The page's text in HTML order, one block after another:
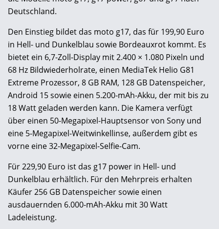
Deutschland.
Den Einstieg bildet das moto g17, das für 199,90 Euro
in Hell- und Dunkelblau sowie Bordeauxrot kommt. Es
bietet ein 6,7-Zoll-Display mit 2.400 × 1.080 Pixeln und
68 Hz Bildwiederholrate, einen MediaTek Helio G81
Extreme Prozessor, 8 GB RAM, 128 GB Datenspeicher,
Android 15 sowie einen 5.200-mAh-Akku, der mit bis zu
18 Watt geladen werden kann. Die Kamera verfügt
über einen 50-Megapixel-Hauptsensor von Sony und
eine 5-Megapixel-Weitwinkellinse, außerdem gibt es
vorne eine 32-Megapixel-Selfie-Cam.
Für 229,90 Euro ist das g17 power in Hell- und
Dunkelblau erhältlich. Für den Mehrpreis erhalten
Käufer 256 GB Datenspeicher sowie einen
ausdauernden 6.000-mAh-Akku mit 30 Watt
Ladeleistung.